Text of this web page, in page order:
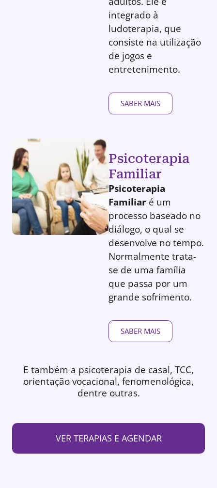
integrado à
ludoterapia, que
consiste na utilização
de jogos e
entretenimento.
SABER MAIS
Psicoterapia
Familiar
Psicoterapia
Familiar é um
processo baseado no
diálogo, o qual se
desenvolve no tempo.
Normalmente trata-
se de uma família
que passa por um
grande sofrimento.
SABER MAIS
E também a psicoterapia de casal, TCC,
orientação vocacional, fenomenológica,
dentre outras.
VER TERAPIAS E AGENDAR